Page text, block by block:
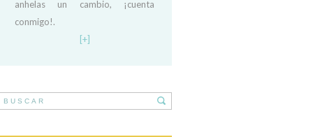
anhelas un cambio, ¡cuenta
conmigo!.
[+]